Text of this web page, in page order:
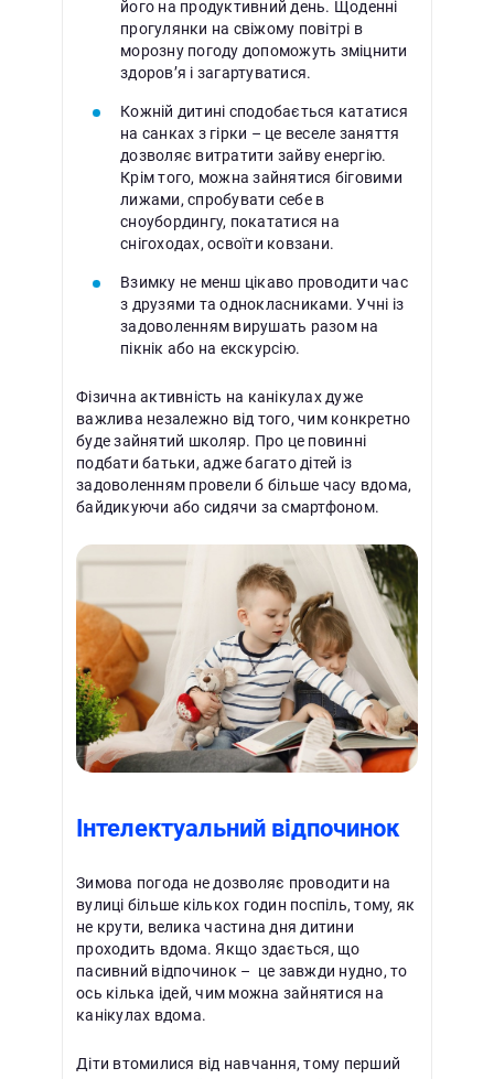
його на продуктивний день. Щоденні
прогулянки на свіжому повітрі в
морозну погоду допоможуть зміцнити
здоров’я і загартуватися.
Кожній дитині сподобається кататися
на санках з гірки – це веселе заняття
дозволяє витратити зайву енергію.
Крім того, можна зайнятися біговими
лижами, спробувати себе в
сноубордингу, покататися на
снігоходах, освоїти ковзани.
Взимку не менш цікаво проводити час
з друзями та однокласниками. Учні із
задоволенням вирушать разом на
пікнік або на екскурсію.
Фізична активність на канікулах дуже
важлива незалежно від того, чим конкретно
буде зайнятий школяр. Про це повинні
подбати батьки, адже багато дітей із
задоволенням провели б більше часу вдома,
байдикуючи або сидячи за смартфоном.
Інтелектуальний відпочинок
Зимова погода не дозволяє проводити на
вулиці більше кількох годин поспіль, тому, як
не крути, велика частина дня дитини
проходить вдома. Якщо здається, що
пасивний відпочинок – це завжди нудно, то
ось кілька ідей, чим можна зайнятися на
канікулах вдома.
Діти втомилися від навчання, тому перший